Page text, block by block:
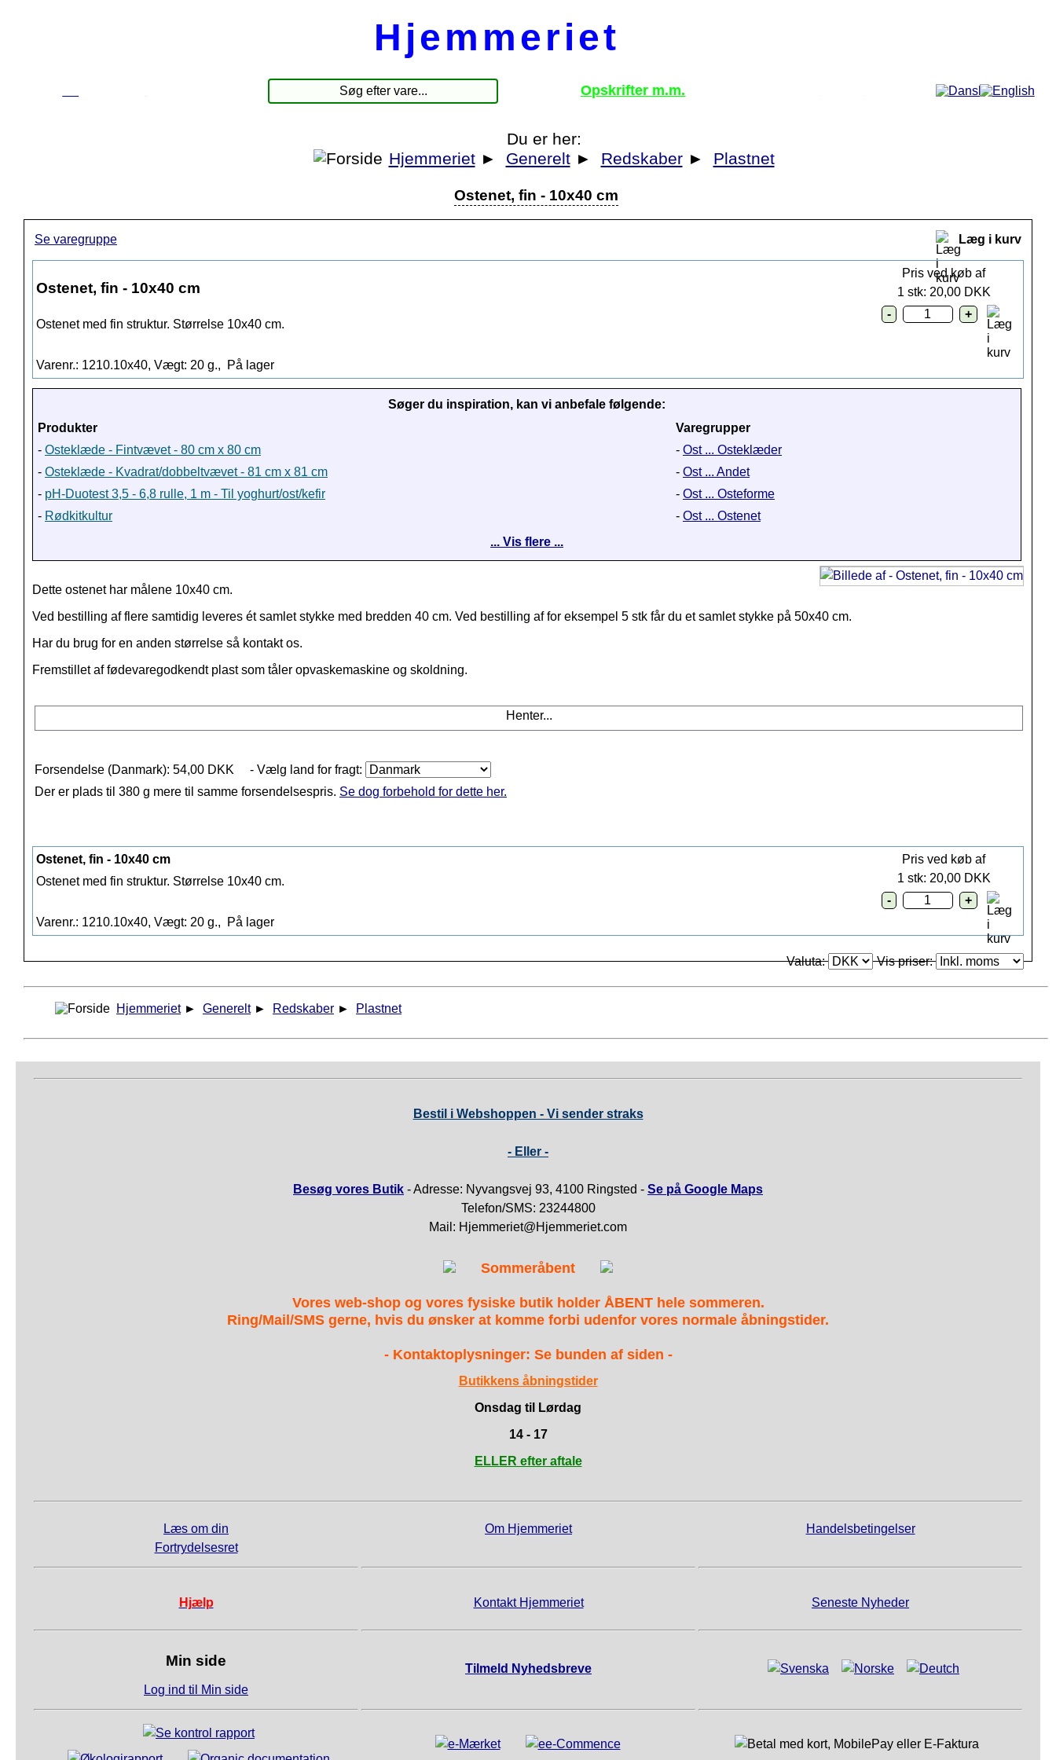
Hjemmeriet
Opskrifter m.m.
Du er her:
Hjemmeriet ► Generelt ► Redskaber ► Plastnet
Ostenet, fin - 10x40 cm
Se varegruppe Læg i kurv
Ostenet, fin - 10x40 cm
Ostenet med fin struktur. Størrelse 10x40 cm.
Varenr.: 1210.10x40, Vægt: 20 g., På lager
Pris ved køb af
1 stk: 20,00 DKK
Søger du inspiration, kan vi anbefale følgende:
Produkter
Varegrupper
- Osteklæde - Fintvævet - 80 cm x 80 cm - Ost ... Osteklæder
- Osteklæde - Kvadrat/dobbeltvævet - 81 cm x 81 cm - Ost ... Andet
- pH-Duotest 3,5 - 6,8 rulle, 1 m - Til yoghurt/ost/kefir - Ost ... Osteforme
- Rødkitkultur - Ost ... Ostenet
... Vis flere ...
Dette ostenet har målene 10x40 cm.
Ved bestilling af flere samtidig leveres ét samlet stykke med bredden 40 cm. Ved bestilling af for eksempel 5 stk får du et samlet stykke på 50x40 cm.
Har du brug for en anden størrelse så kontakt os.
Fremstillet af fødevaregodkendt plast som tåler opvaskemaskine og skoldning.
Henter...
Forsendelse (Danmark): 54,00 DKK
- Vælg land for fragt:
Der er plads til 380 g mere til samme forsendelsespris. Se dog forbehold for dette her.
Ostenet, fin - 10x40 cm
Ostenet med fin struktur. Størrelse 10x40 cm.
Varenr.: 1210.10x40, Vægt: 20 g., På lager
Pris ved køb af
1 stk: 20,00 DKK
Valuta: Vis priser:
Hjemmeriet ► Generelt ► Redskaber ► Plastnet
Bestil i Webshoppen - Vi sender straks
- Eller -
Besøg vores Butik - Adresse: Nyvangsvej 93, 4100 Ringsted - Se på Google Maps
Telefon/SMS: 23244800
Mail: Hjemmeriet@Hjemmeriet.com
Sommeråbent
Vores web-shop og vores fysiske butik holder ÅBENT hele sommeren.
Ring/Mail/SMS gerne, hvis du ønsker at komme forbi udenfor vores normale åbningstider.
- Kontaktoplysninger: Se bunden af siden -
Butikkens åbningstider
Onsdag til Lørdag
14 - 17
ELLER efter aftale
Læs om din
Fortrydelsesret
Om Hjemmeriet Handelsbetingelser
Hjælp Kontakt Hjemmeriet Seneste Nyheder
Min side
Log ind til Min side
Tilmeld Nyhedsbreve